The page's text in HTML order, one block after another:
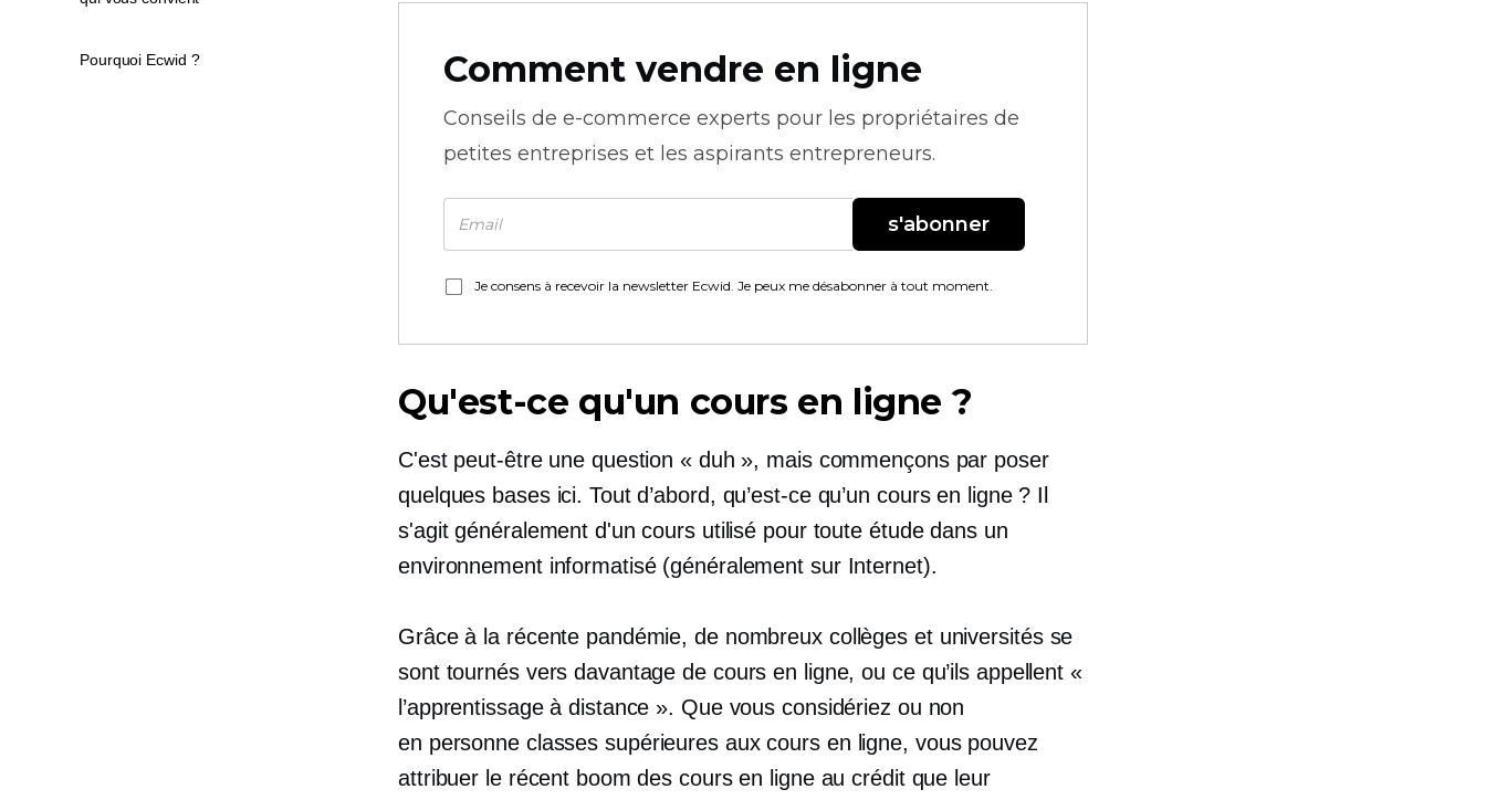
Comment vendre en ligne
Conseils de e-commerce experts pour les propriétaires de
petites entreprises et les aspirants entrepreneurs.
s'abonner
Je consens à recevoir la newsletter Ecwid. Je peux me désabonner à tout moment.
Qu'est-ce qu'un cours en ligne ?
C'est peut-être une question « duh », mais commençons par poser
quelques bases ici. Tout d’abord, qu’est-ce qu’un cours en ligne ? Il
s'agit généralement d'un cours utilisé pour toute étude dans un
environnement informatisé (généralement sur Internet).
Grâce à la récente pandémie, de nombreux collèges et universités se
sont tournés vers davantage de cours en ligne, ou ce qu’ils appellent «
l’apprentissage à distance ». Que vous considériez ou non
en personneclasses supérieures aux cours en ligne, vous pouvez
attribuer le récent boom des cours en ligne au crédit que leur
Pourquoi Ecwid ?